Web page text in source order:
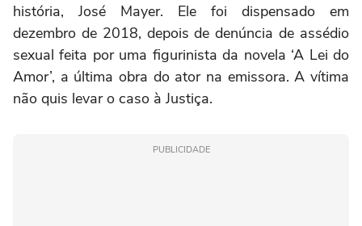
história, José Mayer. Ele foi dispensado em
dezembro de 2018, depois de denúncia de assédio
sexual feita por uma figurinista da novela ‘A Lei do
Amor’, a última obra do ator na emissora. A vítima
não quis levar o caso à Justiça.
PUBLICIDADE